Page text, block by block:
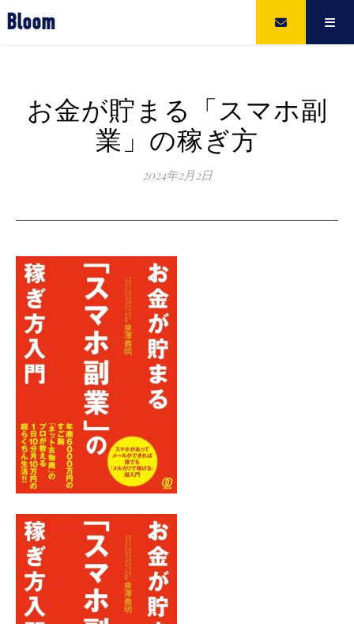
Bloom
お金が貯まる「スマホ副
業」の稼ぎ方
2024年2月2日